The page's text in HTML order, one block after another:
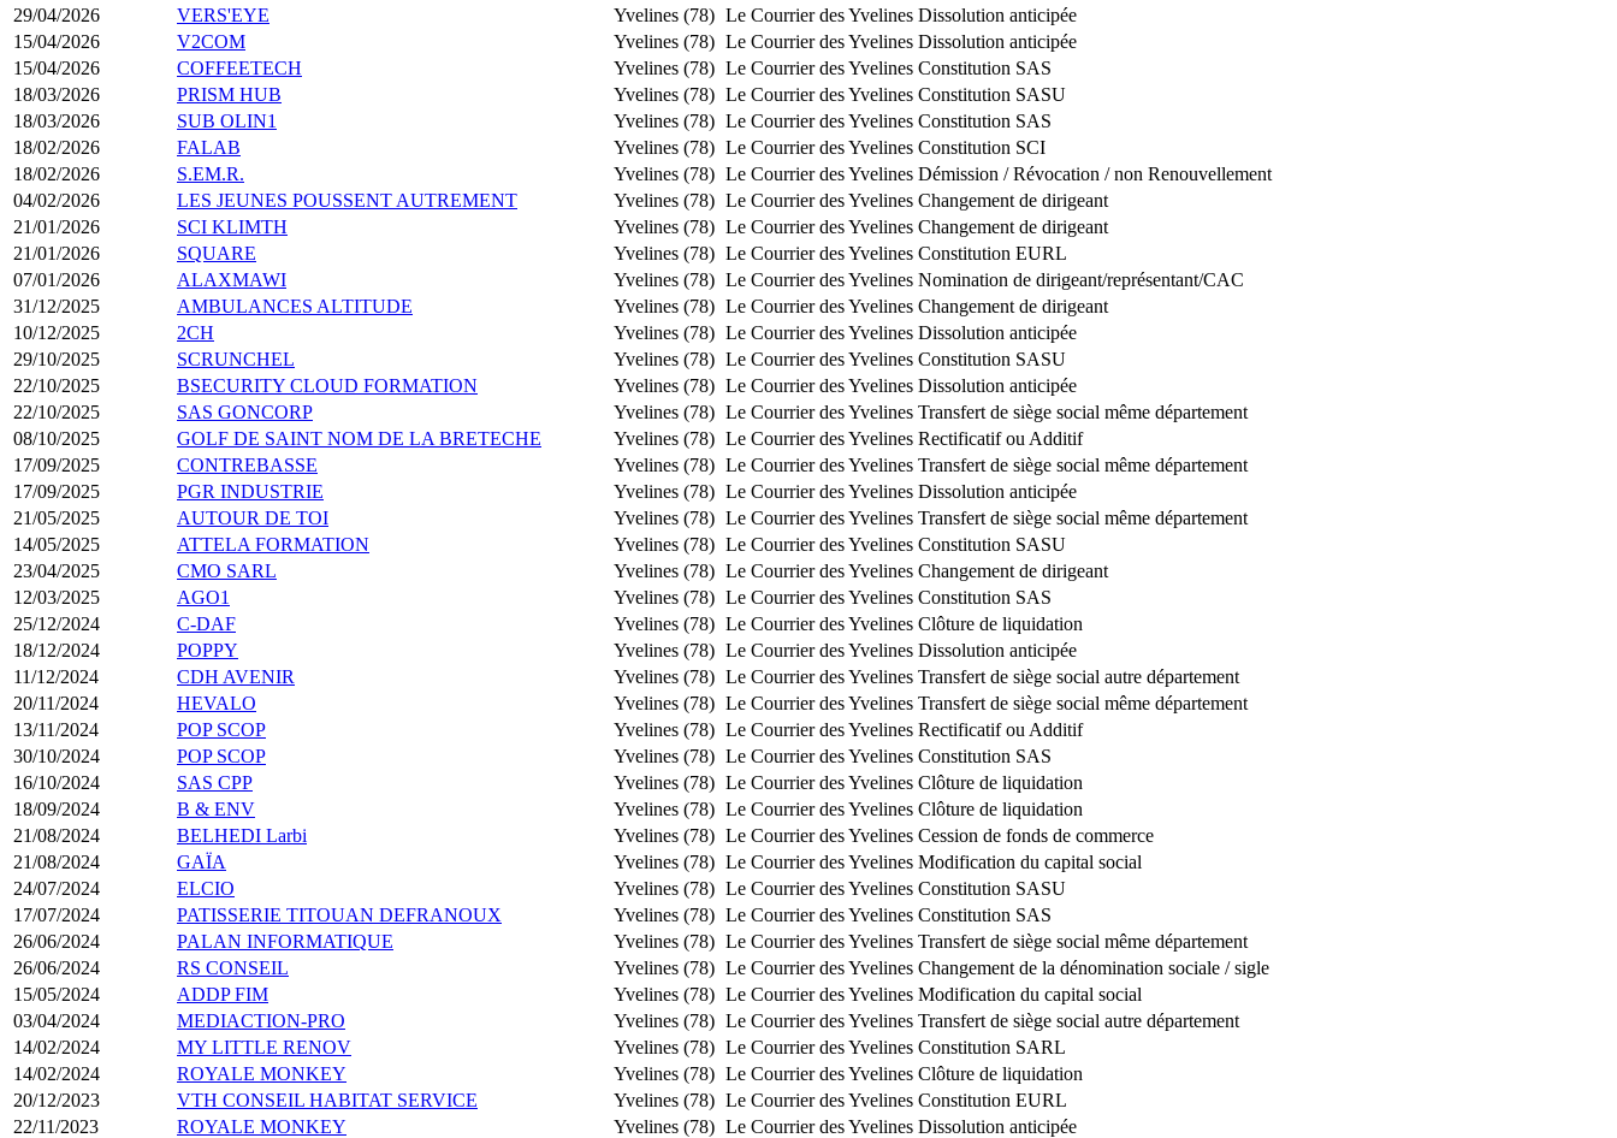
29/04/2026
VERS'EYE Yvelines (78) Le Courrier des Yvelines Dissolution anticipée
15/04/2026
V2COM Yvelines (78) Le Courrier des Yvelines Dissolution anticipée
15/04/2026
COFFEETECH Yvelines (78) Le Courrier des Yvelines Constitution SAS
18/03/2026
PRISM HUB Yvelines (78) Le Courrier des Yvelines Constitution SASU
18/03/2026
SUB OLIN1 Yvelines (78) Le Courrier des Yvelines Constitution SAS
18/02/2026
FALAB Yvelines (78) Le Courrier des Yvelines Constitution SCI
18/02/2026
S.EM.R. Yvelines (78) Le Courrier des Yvelines Démission / Révocation / non Renouvellement
04/02/2026
LES JEUNES POUSSENT AUTREMENT Yvelines (78) Le Courrier des Yvelines Changement de dirigeant
21/01/2026
SCI KLIMTH Yvelines (78) Le Courrier des Yvelines Changement de dirigeant
21/01/2026
SQUARE Yvelines (78) Le Courrier des Yvelines Constitution EURL
07/01/2026
ALAXMAWI Yvelines (78) Le Courrier des Yvelines Nomination de dirigeant/représentant/CAC
31/12/2025
AMBULANCES ALTITUDE Yvelines (78) Le Courrier des Yvelines Changement de dirigeant
10/12/2025
2CH Yvelines (78) Le Courrier des Yvelines Dissolution anticipée
29/10/2025
SCRUNCHEL Yvelines (78) Le Courrier des Yvelines Constitution SASU
22/10/2025
BSECURITY CLOUD FORMATION Yvelines (78) Le Courrier des Yvelines Dissolution anticipée
22/10/2025
SAS GONCORP Yvelines (78) Le Courrier des Yvelines Transfert de siège social même département
08/10/2025
GOLF DE SAINT NOM DE LA BRETECHE Yvelines (78) Le Courrier des Yvelines Rectificatif ou Additif
17/09/2025
CONTREBASSE Yvelines (78) Le Courrier des Yvelines Transfert de siège social même département
17/09/2025
PGR INDUSTRIE Yvelines (78) Le Courrier des Yvelines Dissolution anticipée
21/05/2025
AUTOUR DE TOI Yvelines (78) Le Courrier des Yvelines Transfert de siège social même département
14/05/2025
ATTELA FORMATION Yvelines (78) Le Courrier des Yvelines Constitution SASU
23/04/2025
CMO SARL Yvelines (78) Le Courrier des Yvelines Changement de dirigeant
12/03/2025
AGO1 Yvelines (78) Le Courrier des Yvelines Constitution SAS
25/12/2024
C-DAF Yvelines (78) Le Courrier des Yvelines Clôture de liquidation
18/12/2024
POPPY Yvelines (78) Le Courrier des Yvelines Dissolution anticipée
11/12/2024
CDH AVENIR Yvelines (78) Le Courrier des Yvelines Transfert de siège social autre département
20/11/2024
HEVALO Yvelines (78) Le Courrier des Yvelines Transfert de siège social même département
13/11/2024
POP SCOP Yvelines (78) Le Courrier des Yvelines Rectificatif ou Additif
30/10/2024
POP SCOP Yvelines (78) Le Courrier des Yvelines Constitution SAS
16/10/2024
SAS CPP Yvelines (78) Le Courrier des Yvelines Clôture de liquidation
18/09/2024
B & ENV Yvelines (78) Le Courrier des Yvelines Clôture de liquidation
21/08/2024
BELHEDI Larbi Yvelines (78) Le Courrier des Yvelines Cession de fonds de commerce
21/08/2024
GAÏA Yvelines (78) Le Courrier des Yvelines Modification du capital social
24/07/2024
ELCIO Yvelines (78) Le Courrier des Yvelines Constitution SASU
17/07/2024
PATISSERIE TITOUAN DEFRANOUX Yvelines (78) Le Courrier des Yvelines Constitution SAS
26/06/2024
PALAN INFORMATIQUE Yvelines (78) Le Courrier des Yvelines Transfert de siège social même département
26/06/2024
RS CONSEIL Yvelines (78) Le Courrier des Yvelines Changement de la dénomination sociale / sigle
15/05/2024
ADDP FIM Yvelines (78) Le Courrier des Yvelines Modification du capital social
03/04/2024
MEDIACTION-PRO Yvelines (78) Le Courrier des Yvelines Transfert de siège social autre département
14/02/2024
MY LITTLE RENOV Yvelines (78) Le Courrier des Yvelines Constitution SARL
14/02/2024
ROYALE MONKEY Yvelines (78) Le Courrier des Yvelines Clôture de liquidation
20/12/2023
VTH CONSEIL HABITAT SERVICE Yvelines (78) Le Courrier des Yvelines Constitution EURL
22/11/2023
ROYALE MONKEY Yvelines (78) Le Courrier des Yvelines Dissolution anticipée